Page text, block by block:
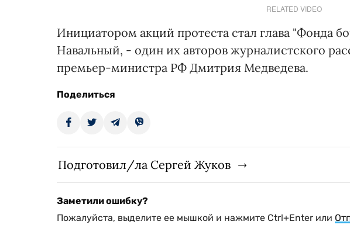
RELATED VIDEO
Инициатором акций протеста стал глава "Фонда
Навальный, - один их авторов журналистского
премьер-министра РФ Дмитрия Медведева.
Поделиться
Подготовил/ла Сергей Жуков
Заметили ошибку?
Пожалуйста, выделите ее мышкой и нажмите Ctrl+Enter или